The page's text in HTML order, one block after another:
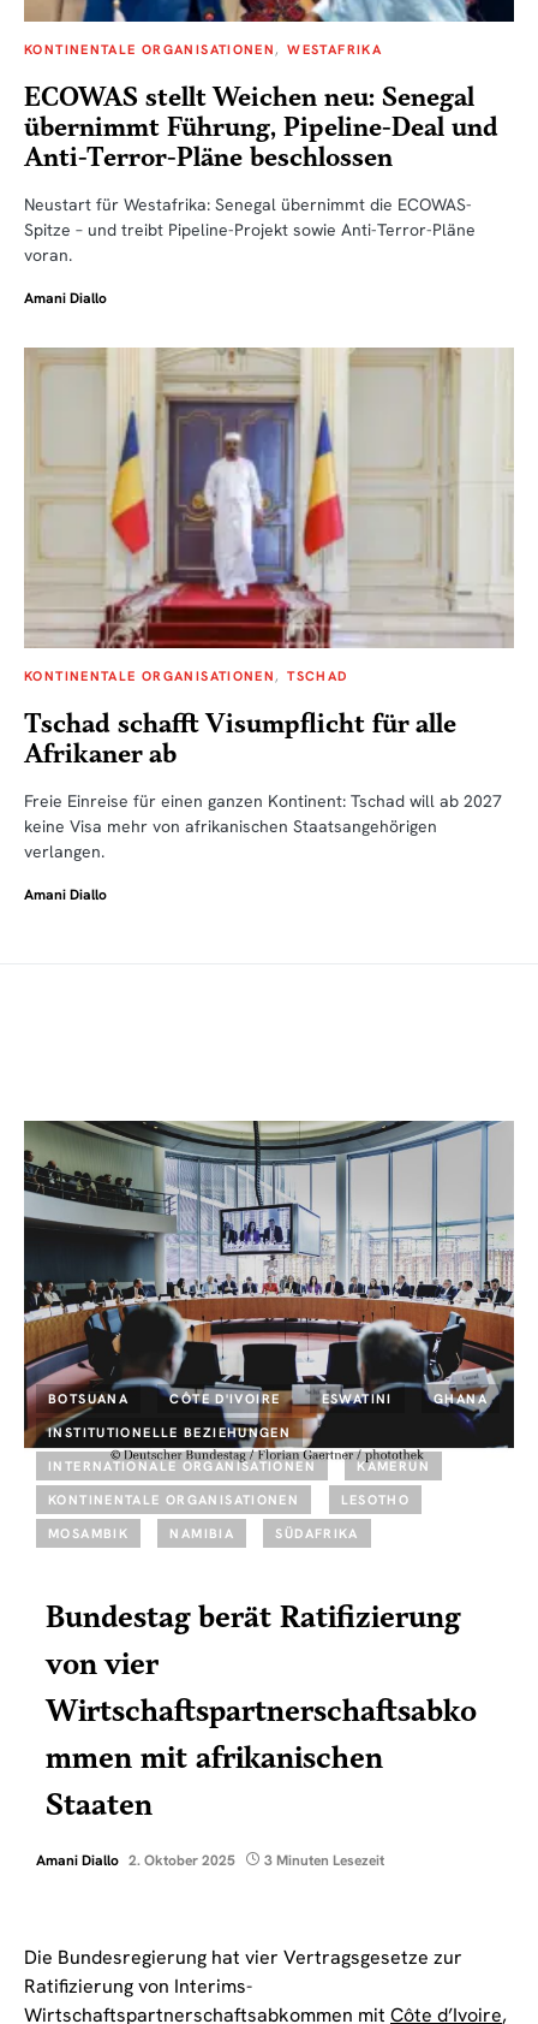
KONTINENTALE ORGANISATIONEN WESTAFRIKA
ECOWAS stellt Weichen neu: Senegal
übernimmt Führung, Pipeline-Deal und
Anti-Terror-Pläne beschlossen
Neustart für Westafrika: Senegal übernimmt die ECOWAS-
Spitze – und treibt Pipeline-Projekt sowie Anti-Terror-Pläne
voran.
Amani Diallo
KONTINENTALE ORGANISATIONEN TSCHAD
Tschad schafft Visumpflicht für alle
Afrikaner ab
Freie Einreise für einen ganzen Kontinent: Tschad will ab 2027
keine Visa mehr von afrikanischen Staatsangehörigen
verlangen.
Amani Diallo
BOTSUANA CÔTE D'IVOIRE ESWATINI
GHANA
INSTITUTIONELLE BEZIEHUNGEN
INTERNATIONALE ORGANISATIONEN
KAMERUN
KONTINENTALE ORGANISATIONEN
LESOTHO
MOSAMBIK
NAMIBIA SÜDAFRIKA
Bundestag berät Ratifizierung
von vier
Wirtschaftspartnerschaftsabko
mmen mit afrikanischen
Staaten
Amani Diallo 2. Oktober 2025 3 Minuten Lesezeit
Die Bundesregierung hat vier Vertragsgesetze zur
Ratifizierung von Interims-
Wirtschaftspartnerschaftsabkommen mit Côte d’Ivoire,